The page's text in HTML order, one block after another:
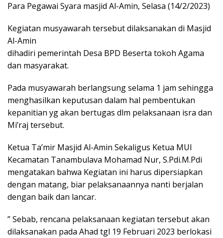
Para Pegawai Syara masjid Al-Amin, Selasa (14/2/2023)
Kegiatan musyawarah tersebut dilaksanakan di Masjid
Al-Amin
dihadiri pemerintah Desa BPD Beserta tokoh Agama
dan masyarakat.
Pada musyawarah berlangsung selama 1 jam sehingga
menghasilkan keputusan dalam hal pembentukan
kepanitian yg akan bertugas dlm pelaksanaan isra dan
Mi’raj tersebut.
Ketua Ta’mir Masjid Al-Amin Sekaligus Ketua MUI
Kecamatan Tanambulava Mohamad Nur, S.Pdi.M.Pdi
mengatakan bahwa Kegiatan ini harus dipersiapkan
dengan matang, biar pelaksanaannya nanti berjalan
dengan baik dan lancar.
” Sebab, rencana pelaksanaan kegiatan tersebut akan
dilaksanakan pada Ahad tgl 19 Februari 2023 berlokasi